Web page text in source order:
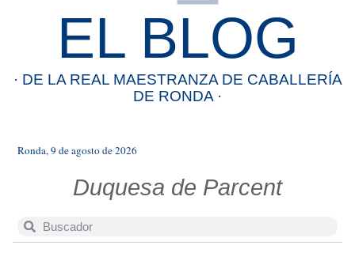
EL BLOG
· DE LA REAL MAESTRANZA DE CABALLERÍA
DE RONDA ·
Ronda, 9 de agosto de 2026
Duquesa de Parcent